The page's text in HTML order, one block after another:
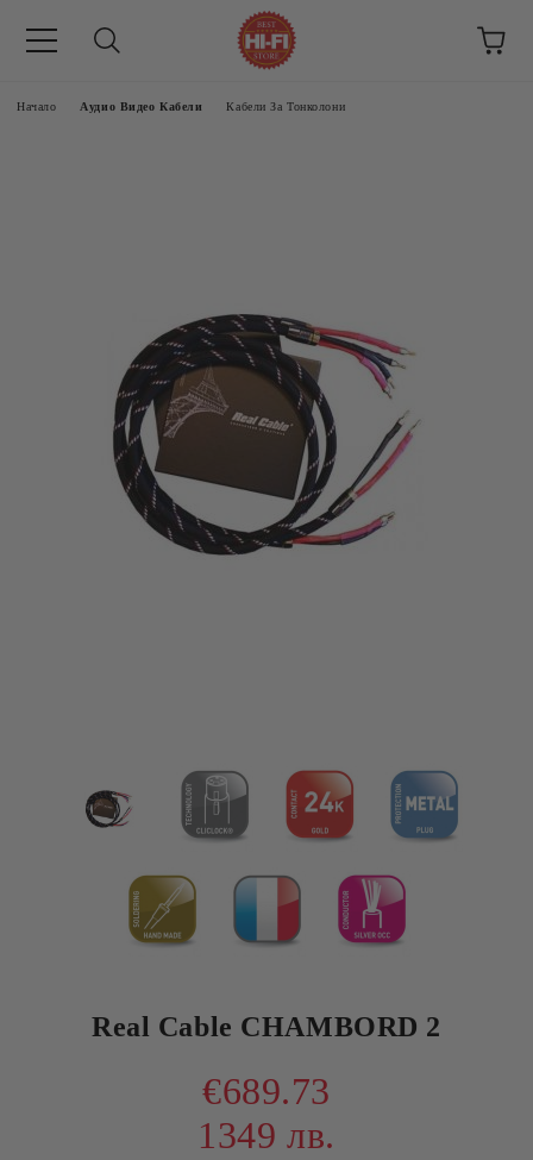
Начало Аудио Видео Кабели Кабели За Тонколони
Real Cable CHAMBORD 2
€689.73
1349 лв.